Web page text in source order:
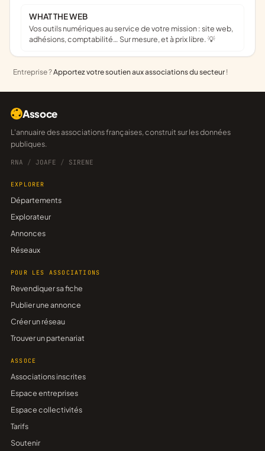
WHAT THE WEB
Vos outils numériques au service de votre mission : site web,
adhésions, comptabilité… Sur mesure, et à prix libre. 💡
Entreprise ?Apportez votre soutien aux associations du secteur !
Assoce
L'annuaire des associations françaises, construit sur les données
publiques.
RNA / JOAFE / SIRENE
EXPLORER
Départements
Explorateur
Annonces
Réseaux
POUR LES ASSOCIATIONS
Revendiquer sa fiche
Publier une annonce
Créer un réseau
Trouver un partenariat
ASSOCE
Associations inscrites
Espace entreprises
Espace collectivités
Tarifs
Soutenir